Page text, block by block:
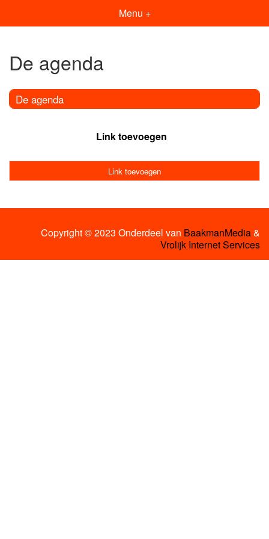
Menu +
De agenda
De agenda
Link toevoegen
Link toevoegen
Copyright © 2023 Onderdeel van BaakmanMedia&
Vrolijk Internet Services